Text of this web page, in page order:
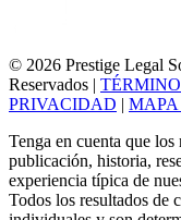
© 2026 Prestige Legal
Reservados |
PRIVACIDAD | MAPA
Tenga en cuenta que
publicación, historia,
experiencia típica de
Todos los resultados de